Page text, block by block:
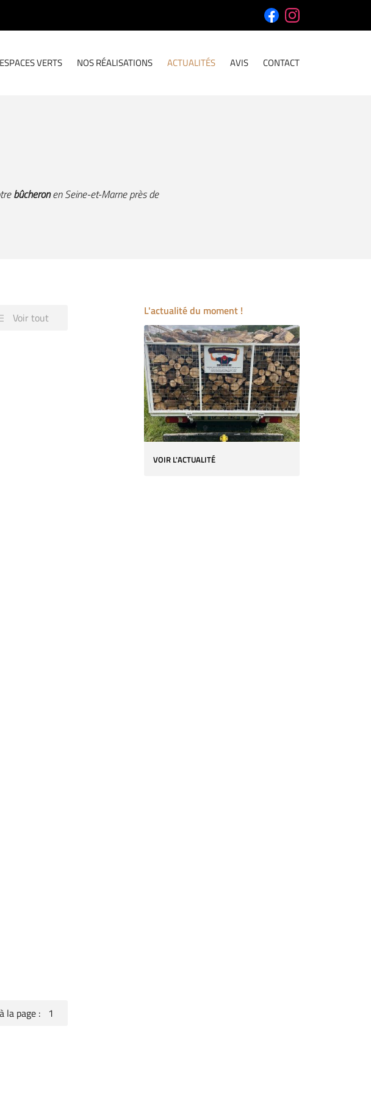
ESPACES VERTS NOS RÉALISATIONS ACTUALITÉS AVIS CONTACT
bûcheronen Seine-et-Marne près de
Voir tout
la page :
L'actualité du moment !
VOIR L'ACTUALITÉ